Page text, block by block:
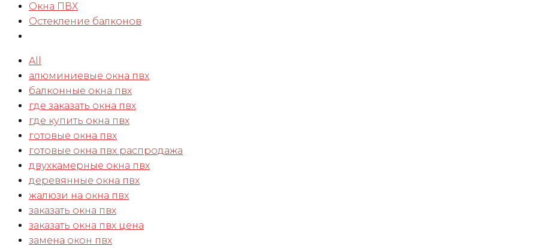
Окна ПВХ
Остекление балконов
All
алюминиевые окна пвх
балконные окна пвх
где заказать окна пвх
где купить окна пвх
готовые окна пвх
готовые окна пвх распродажа
двухкамерные окна пвх
деревянные окна пвх
жалюзи на окна пвх
заказать окна пвх
заказать окна пвх цена
замена окон пвх